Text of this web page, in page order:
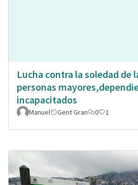
Lucha contra la soledad de
personas
incapacitados
Manuel Gent Gran 0 1